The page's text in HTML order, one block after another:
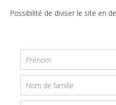
Possibilité de diviser le site en